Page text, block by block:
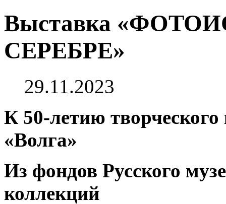
Выставка
СЕРЕБРЕ»
29.11.2023
К 50-летию
«Волга»
Из фондов Русского
коллекций